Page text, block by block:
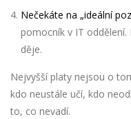
Nečekáte na „ideální
pomocník v IT
děje.
Nejvyšší platy nejsou o
kdo neustále učí, kdo
to, co nevadí.